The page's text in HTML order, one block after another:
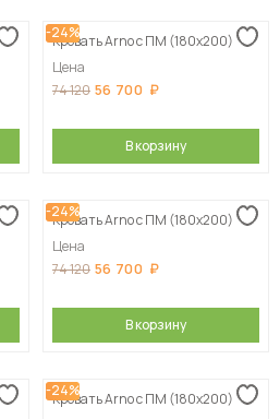
-24%
Кровать Arno с ПМ (180х200)
Цена
74 120 56 700
В корзину
-24%
Кровать Arno с ПМ (180х200)
Цена
74 120 56 700
В корзину
-24%
Кровать Arno с ПМ (180х200)